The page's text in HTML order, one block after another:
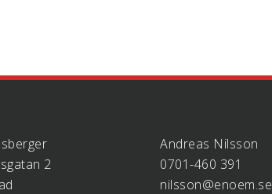
2
Andreas Nilsson
0701-460 391
nilsson@enoem.se